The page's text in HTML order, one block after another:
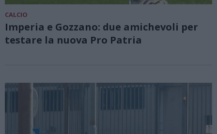
CALCIO
Imperia e Gozzano: due amichevoli per
testare la nuova Pro Patria